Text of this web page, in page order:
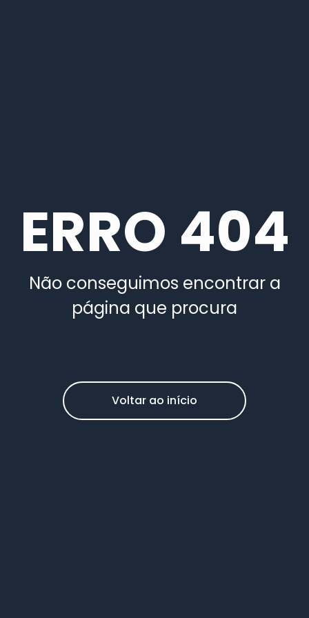
ERRO 404
Não conseguimos encontrar a
página que procura
Voltar ao início